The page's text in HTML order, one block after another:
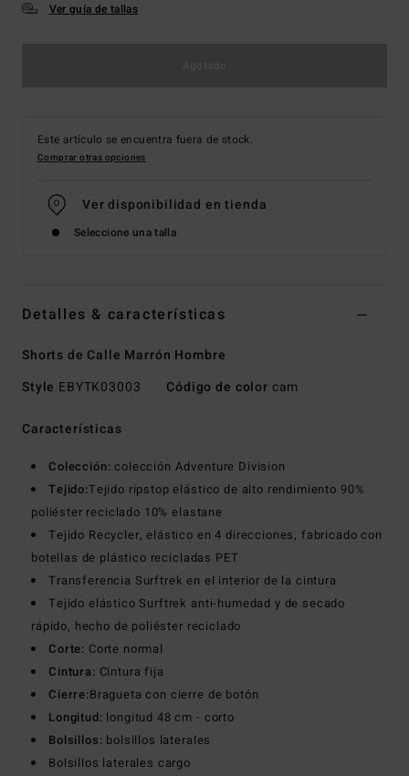
Ver guía de tallas
Este artículo se encuentra fuera de stock.
Comprar otras opciones
Ver disponibilidad en tienda
Seleccione una talla
Detalles & características
Shorts de Calle Marrón Hombre
Style EBYTK03003 Código de color cam
Características
Colección: colección Adventure Division
Tejido:Tejido ripstop elástico de alto rendimiento 90%
poliéster reciclado 10% elastane
Tejido Recycler, elástico en 4 direcciones, fabricado con
botellas de plástico recicladas PET
Transferencia Surftrek en el interior de la cintura
Tejido elástico Surftrek anti-humedad y de secado
rápido, hecho de poliéster reciclado
Corte: Corte normal
Cintura: Cintura fija
Cierre:Bragueta con cierre de botón
Longitud: longitud 48 cm - corto
Bolsillos: bolsillos laterales
Bolsillos laterales cargo